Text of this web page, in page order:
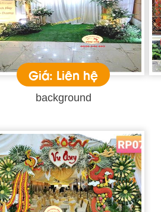
Giá: Liên hệ
background